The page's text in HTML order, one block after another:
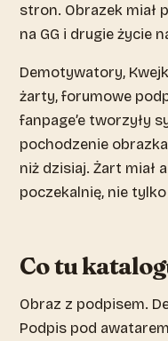
stron. Obrazek miał
na GG i drugie życie
Demotywatory,
żarty, forumowe
fanpage’e tworzyły
pochodzenie
niż dzisiaj. Żart miał
poczekalnię, nie
Co tu
Obraz z podpisem.
Podpis pod